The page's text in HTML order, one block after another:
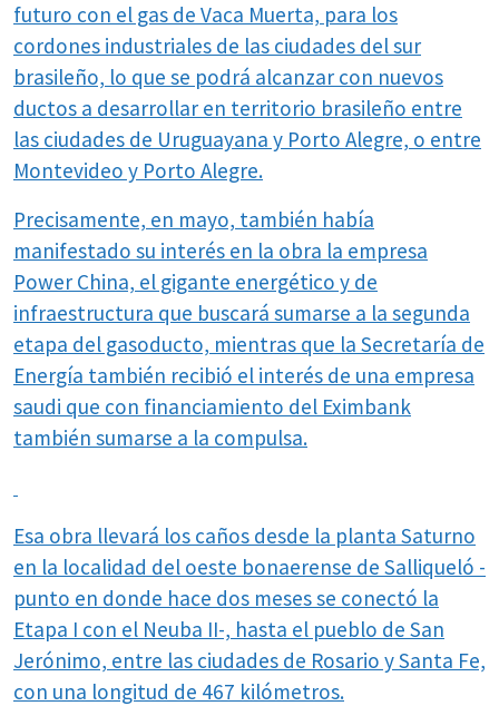
futuro con el gas de Vaca Muerta, para los
cordones industriales de las ciudades del sur
brasileño, lo que se podrá alcanzar con nuevos
ductos a desarrollar en territorio brasileño entre
las ciudades de Uruguayana y Porto Alegre, o entre
Montevideo y Porto Alegre.
Precisamente, en mayo, también había
manifestado su interés en la obra la empresa
Power China, el gigante energético y de
infraestructura que buscará sumarse a la segunda
etapa del gasoducto, mientras que la Secretaría de
Energía también recibió el interés de una empresa
saudi que con financiamiento del Eximbank
también sumarse a la compulsa.
Esa obra llevará los caños desde la planta Saturno
en la localidad del oeste bonaerense de Salliqueló -
punto en donde hace dos meses se conectó la
Etapa I con el Neuba II-, hasta el pueblo de San
Jerónimo, entre las ciudades de Rosario y Santa Fe,
con una longitud de 467 kilómetros.